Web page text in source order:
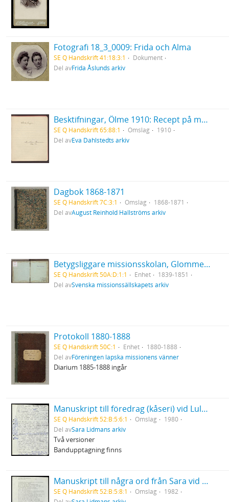
Fotografi 18_3_0009: Frida och Alma
SE Q Handskrift 41:18:3:1
Dokument
Del avFrida Åslunds arkiv
Besktifningar, Ölme 1910: Recept på maträtter
SE Q Handskrift 65:88:1 Omslag
1910
Del avEva Dahlstedts arkiv
Dagbok 1868-1871
SE Q Handskrift 7C:3:1 Omslag
1868-1871
Del avAugust Reinhold Hallströms arkiv
Betygsliggare missionsskolan, Glommersträsk
SE Q Handskrift 50A:D:1:1 Enhet
1839-1851
Del avSvenska missionssällskapets arkiv
Protokoll 1880-1888
SE Q Handskrift 50C:1 Enhet
1880-1888
Del avFöreningen lapska missionens vänner
Diarium 1885-1888 ingår
Manuskript till föredrag (kåseri) vid Luleå Tekniska högskola "Brödet" 29/1 1980
SE Q Handskrift 52:B:5:6:1 Omslag
1980
Del avSara Lidmans arkiv
Två versioner
Bandupptagning finns
Manuskript till några ord från Sara vid Birgit Ståhl-Nybergs jordfästning
SE Q Handskrift 52:B:5:8:1 Omslag
1982